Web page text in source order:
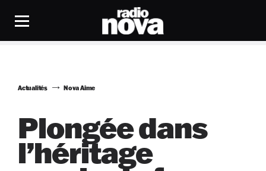
Actualités Nova Aime
Plongée dans
l’héritage